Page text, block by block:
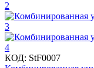
КОД: StF0007